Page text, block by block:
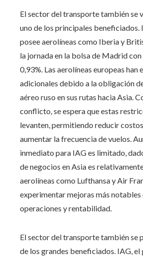
El sector del transporte también se
uno de los principales beneficiados.
posee aerolíneas como Iberia y
la jornada en la bolsa de Madrid
0,93%. Las aerolíneas europeas han
adicionales debido a la obligación
aéreo ruso en sus rutas hacia Asia.
conflicto, se espera que estas
levanten, permitiendo reducir
aumentar la frecuencia de vuelos.
inmediato para IAG es limitado,
de negocios en Asia es
aerolíneas como Lufthansa y Air
experimentar mejoras más notables
operaciones y rentabilidad.
El sector del transporte también se
de los grandes beneficiados. IAG,